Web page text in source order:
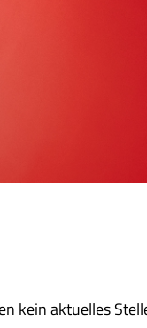
kein aktuelles